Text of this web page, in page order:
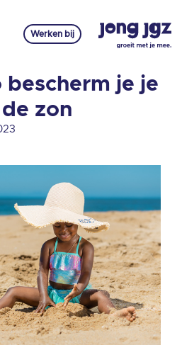
je je
zon
Werken bij